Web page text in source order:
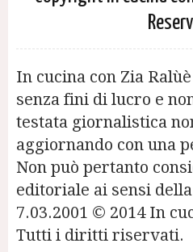
In cucina con Zia
senza fini di lucro e
testata giornalistica
aggiornando con una
Non può pertanto
editoriale ai sensi
7.03.2001 © 2014 In
Tutti i diritti riservati.